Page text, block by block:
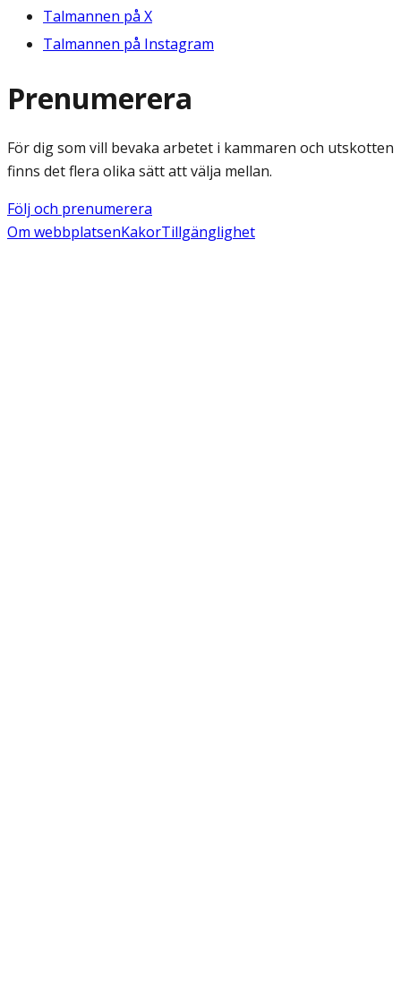
Talmannen på X
Talmannen på Instagram
Prenumerera
För dig som vill bevaka arbetet i kammaren och utskotten
finns det flera olika sätt att välja mellan.
Följ och prenumerera
Om webbplatsenKakorTillgänglighet